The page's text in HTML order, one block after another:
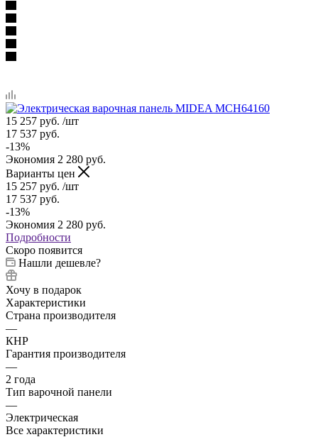
15 257 руб. /шт
17 537 руб.
-13%
Экономия 2 280 руб.
Варианты цен
15 257 руб. /шт
17 537 руб.
-13%
Экономия 2 280 руб.
Подробности
Скоро появится
Нашли дешевле?
Хочу в подарок
Характеристики
Страна производителя
—
КНР
Гарантия производителя
—
2 года
Тип варочной панели
—
Электрическая
Все характеристики